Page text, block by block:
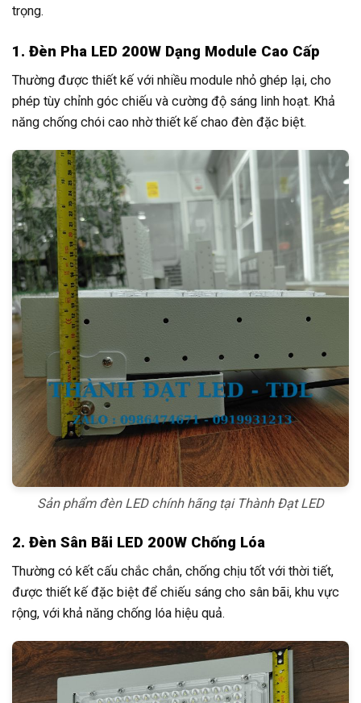
trọng.
1. Đèn Pha LED 200W Dạng Module Cao Cấp
Thường được thiết kế với nhiều module nhỏ ghép lại, cho
phép tùy chỉnh góc chiếu và cường độ sáng linh hoạt. Khả
năng chống chói cao nhờ thiết kế chao đèn đặc biệt.
Sản phẩm đèn LED chính hãng tại Thành Đạt LED
2. Đèn Sân Bãi LED 200W Chống Lóa
Thường có kết cấu chắc chắn, chống chịu tốt với thời tiết,
được thiết kế đặc biệt để chiếu sáng cho sân bãi, khu vực
rộng, với khả năng chống lóa hiệu quả.